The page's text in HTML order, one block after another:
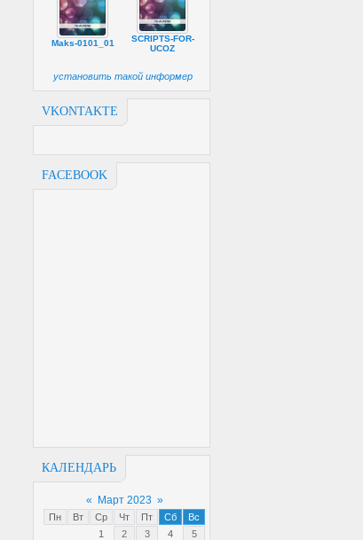
Maks-0101_01
SCRIPTS-FOR-
UCOZ
установить такой информер
VKONTAKTE
FACEBOOK
КАЛЕНДАРЬ
« Март 2023 »
Пн Вт Ср Чт Пт Сб
Вс
1
2 3 4
5